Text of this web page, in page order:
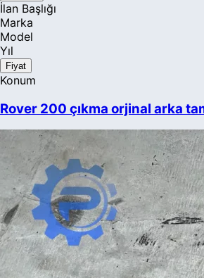
Nissan
Opel
Peugeot
Pontiac
Porsche
Proton
Renault
Rover
İlan Başlığı
Marka
Model
Yıl
Fiyat
Konum
Rover 200 çıkma orjinal arka